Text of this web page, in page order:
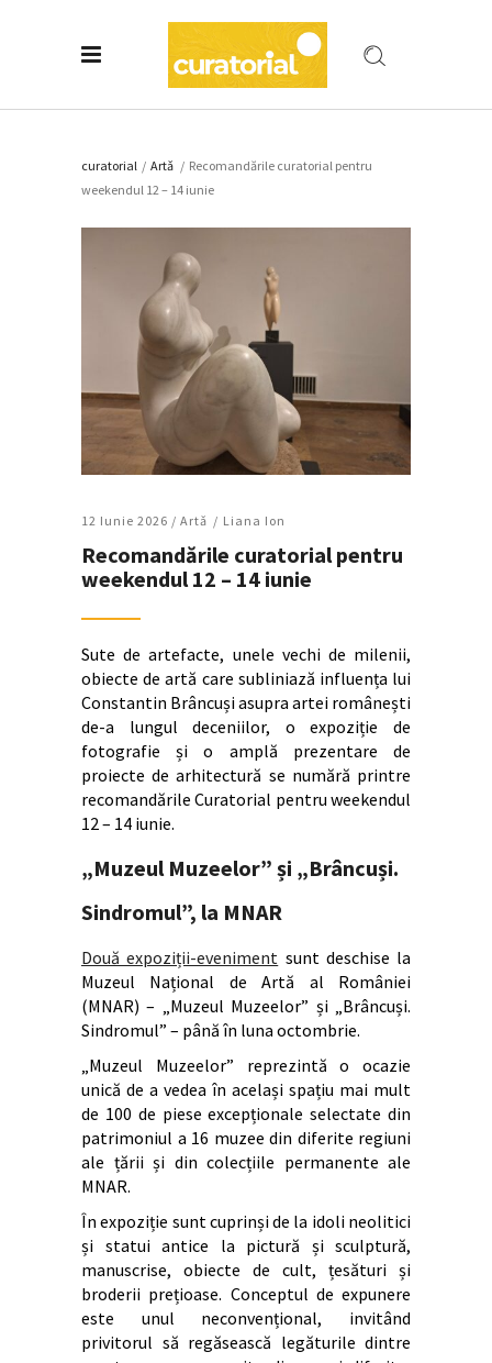
curatorial / Artǎ / Recomandările curatorial pentru
weekendul 12 – 14 iunie
12 Iunie 2026 / Artǎ Liana Ion
Recomandările curatorial pentru
weekendul 12 – 14 iunie
Sute de artefacte, unele vechi de milenii,
obiecte de artă care subliniază influența lui
Constantin Brâncuși asupra artei românești
de-a lungul deceniilor, o expoziție de
fotografie și o amplă prezentare de
proiecte de arhitectură se numără printre
recomandările Curatorial pentru weekendul
12 – 14 iunie.
„Muzeul Muzeelor” și „Brâncuși.
Sindromul”, la MNAR
Două expoziții-eveniment sunt deschise la
Muzeul Național de Artă al României
(MNAR) – „Muzeul Muzeelor” și „Brâncuși.
Sindromul” – până în luna octombrie.
„Muzeul Muzeelor” reprezintă o ocazie
unică de a vedea în același spațiu mai mult
de 100 de piese excepționale selectate din
patrimoniul a 16 muzee din diferite regiuni
ale țării și din colecțiile permanente ale
MNAR.
În expoziție sunt cuprinși de la idoli neolitici
și statui antice la pictură și sculptură,
manuscrise, obiecte de cult, țesături și
broderii prețioase. Conceptul de expunere
este unul neconvențional, invitând
privitorul să regăsească legăturile dintre